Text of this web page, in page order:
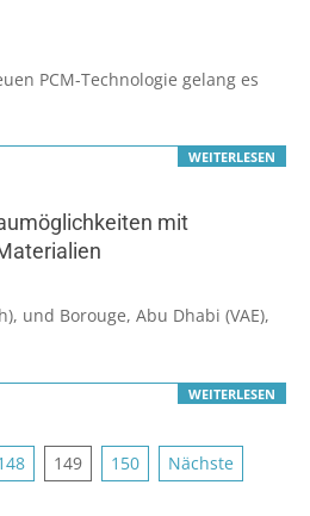
PCM-Technologie gelang es
WEITERLESEN
mit
und Borouge, Abu Dhabi (VAE),
WEITERLESEN
149 150 Nächste